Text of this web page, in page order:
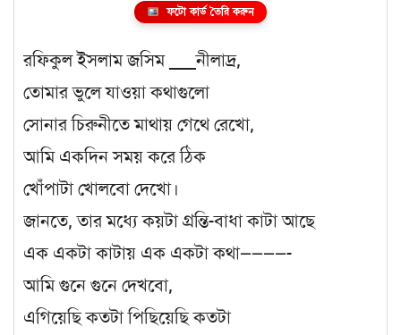
ফটো কার্ড তৈরি করুন
রফিকুল ইসলাম জসিম ___নীলাদ্র,
তোমার ভুলে যাওয়া কথাগুলো
সোনার চিরুনীতে মাথায় গেথে রেখো,
আমি একদিন সময় করে ঠিক
খোঁপাটা খোলবো দেখো।
জানতে, তার মধ্যে কয়টা গ্রন্তি-বাধা কাটা আছে
এক একটা কাটায় এক একটা কথা————-
আমি গুনে গুনে দেখবো,
এগিয়েছি কতটা পিছিয়েছি কতটা